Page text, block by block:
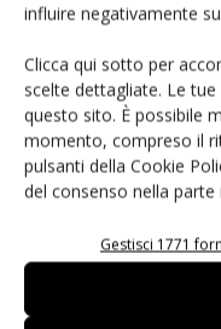
influire negativamente
Clicca qui sotto per
scelte dettagliate. Le
questo sito. È possibile
momento, compreso il
pulsanti della Cookie
del consenso nella
Gestisci 1771
Spazio
vendita
Non è una
categoria
Andamento